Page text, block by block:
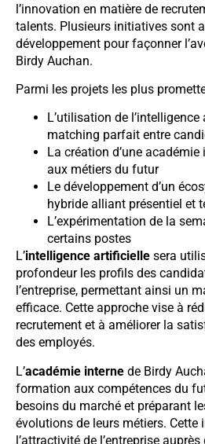
l’innovation en matière de
talents. Plusieurs initiatives sont
développement pour façonner
Birdy Auchan.
Parmi les projets les plus
L’utilisation de
matching parfait entre
La création d’une
aux métiers du futur
Le développement d’un
hybride alliant présentiel et
L’expérimentation de la
certains postes
L’intelligence artificielle sera
profondeur les profils des
l’entreprise, permettant ainsi un
efficace. Cette approche vise à
recrutement et à améliorer la
des employés.
L’académie interne de Birdy
formation aux compétences du
besoins du marché et préparant
évolutions de leurs métiers. Cette
l’attractivité de l’entreprise